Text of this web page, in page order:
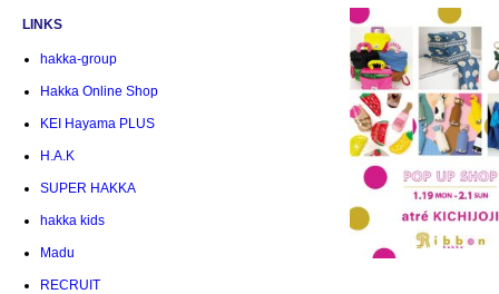
LINKS
hakka-group
Hakka Online Shop
KEI Hayama PLUS
H.A.K
SUPER HAKKA
hakka kids
Madu
RECRUIT